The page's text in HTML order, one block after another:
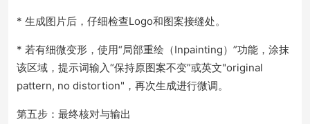
* 生成图片后，仔细检查Logo和图案接缝处。
* 若有细微变形，使用“局部重绘（Inpainting）”功能，涂抹
该区域，提示词输入“保持原图案不变”或英文"original
pattern, no distortion"，再次生成进行微调。
第五步：最终核对与输出